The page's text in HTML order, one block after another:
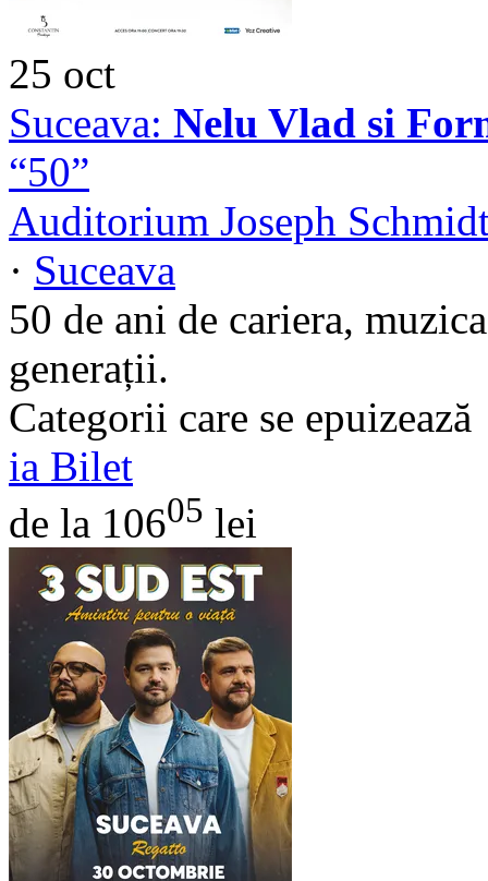
25 oct
Suceava: Nelu Vlad si
“50”
Auditorium Joseph
· Suceava
50 de ani de cariera,
generații.
Categorii care se epuizează
ia Bilet
de la 10605 lei